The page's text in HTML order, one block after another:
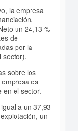
la empresa
un 24,13 %
de
por la
sector).
sobre los
es
en el sector.
a un 37,93
un